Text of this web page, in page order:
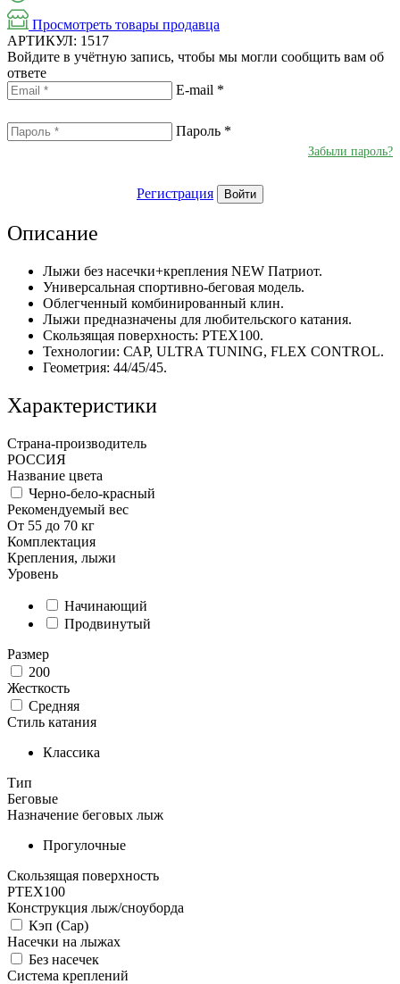
Просмотреть товары продавца
АРТИКУЛ: 1517
Войдите в учётную запись, чтобы мы могли сообщить вам об
ответе
E-mail *
Пароль *
Забыли пароль?
Регистрация Войти
Описание
Лыжи без насечки+крепления NEW Патриот.
Универсальная спортивно-беговая модель.
Облегченный комбинированный клин.
Лыжи предназначены для любительского катания.
Скользящая поверхность: РТЕХ100.
Технологии: САР, ULTRA TUNING, FLEX CONTROL.
Геометрия: 44/45/45.
Характеристики
Страна-производитель
РОССИЯ
Название цвета
Черно-бело-красный
Рекомендуемый вес
От 55 до 70 кг
Комплектация
Крепления, лыжи
Уровень
Начинающий
Продвинутый
Размер
200
Жесткость
Средняя
Стиль катания
Классика
Тип
Беговые
Назначение беговых лыж
Прогулочные
Скользящая поверхность
PTEX100
Конструкция лыж/сноуборда
Кэп (Cap)
Насечки на лыжах
Без насечек
Система креплений